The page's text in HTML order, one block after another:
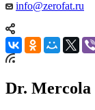
info@zerofat.ru
Dr. Mercola